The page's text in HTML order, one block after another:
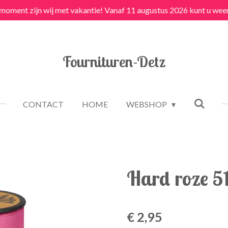
zijn wij met vakantie! Vanaf 11 augustus 2026 kunt u
Fournituren-Detz
CONTACT HOME WEBSHOP
Hard roze
€ 2,95